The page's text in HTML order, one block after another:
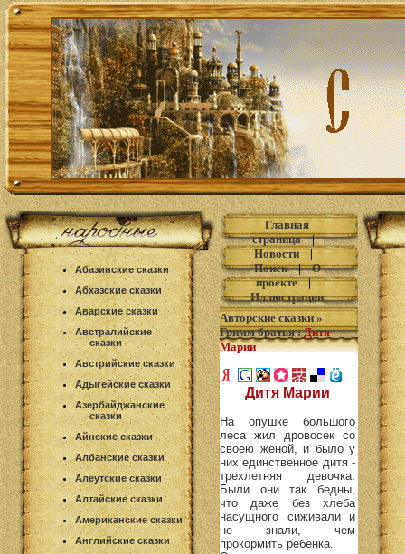
Абазинские сказки
Абхазские сказки
Аварские сказки
Австралийские
сказки
Австрийские сказки
Адыгейские сказки
Азербайджанские
сказки
Айнские сказки
Албанские сказки
Алеутские сказки
Алтайские сказки
Американские сказки
Английские сказки
Главная
страница|
Новости|
Поиск|О
проекте|
Иллюстрации
Авторские сказки »
Гримм братья: Дитя
Марии
Дитя Марии
На опушке большого
леса жил дровосек со
своею женой, и было у
них единственное дитя -
трехлетняя девочка.
Были они так бедны,
что даже без хлеба
насущного сиживали и
не знали, чем
прокормить ребенка.